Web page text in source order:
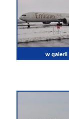
w galerii